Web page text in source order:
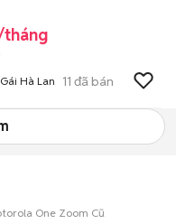
Hà Lan 11 đã bán
One Zoom Cũ